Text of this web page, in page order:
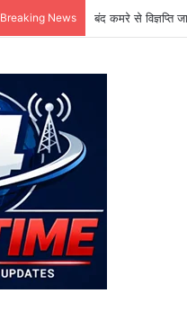
Breaking News बंद कमरे से विज्ञप्ति